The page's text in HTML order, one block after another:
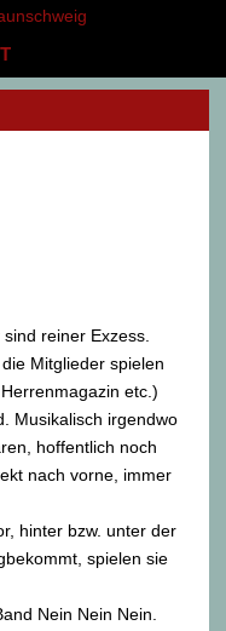
reiner Exzess.
Mitglieder spielen
etc.)
Musikalisch irgendwo
hoffentlich noch
nach vorne, immer
hinter bzw. unter der
spielen sie
Nein Nein Nein.